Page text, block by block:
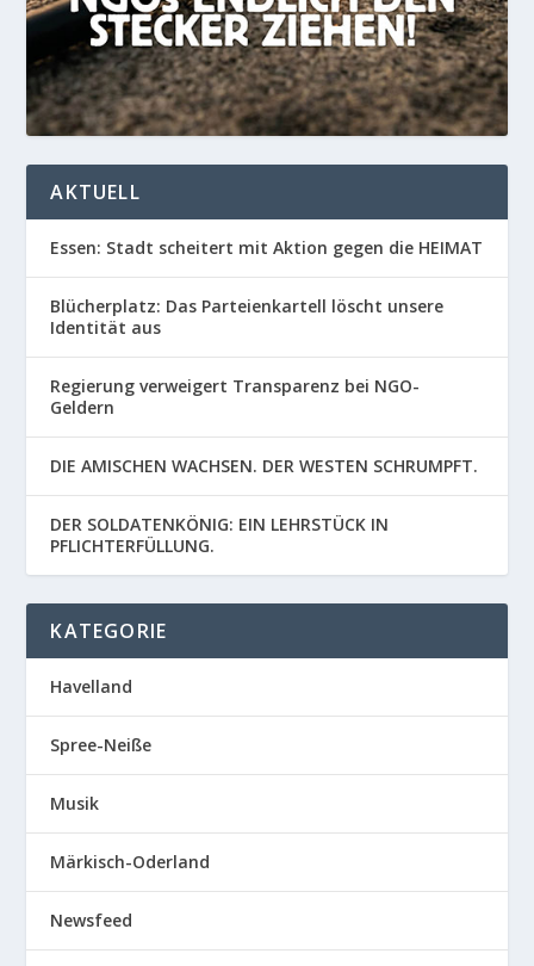
AKTUELL
Essen: Stadt scheitert mit Aktion gegen die HEIMAT
Blücherplatz: Das Parteienkartell löscht unsere
Identität aus
Regierung verweigert Transparenz bei NGO-
Geldern
DIE AMISCHEN WACHSEN. DER WESTEN SCHRUMPFT.
DER SOLDATENKÖNIG: EIN LEHRSTÜCK IN
PFLICHTERFÜLLUNG.
KATEGORIE
Havelland
Spree-Neiße
Musik
Märkisch-Oderland
Newsfeed